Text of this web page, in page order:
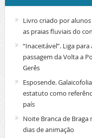
Livro criado por
as praias fluviais do
“Inaceitável”. Liga
passagem da Volta a
Gerês
Esposende.
estatuto como
país
Noite Branca de Braga
dias de animação